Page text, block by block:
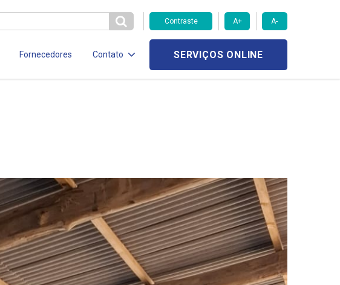
Contraste A+ A-
Fornecedores Contato SERVIÇOS ONLINE